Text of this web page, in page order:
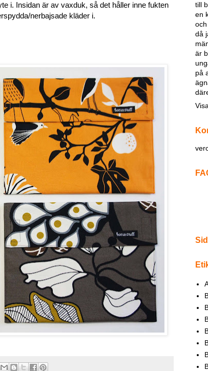
i. Insidan är av vaxduk, så det håller inne fukten
nerbajsade kläder i.
till
en
då
är
på